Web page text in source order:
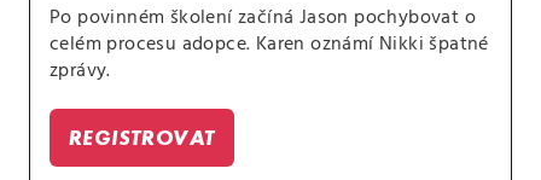
Po povinném školení začíná Jason pochybovat o
celém procesu adopce. Karen oznámí Nikki špatné
zprávy.
REGISTROVAT